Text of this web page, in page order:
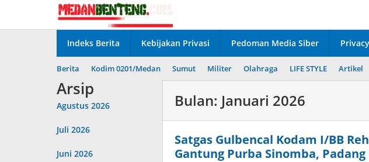
konten
Indeks Berita Kebijakan Privasi Pedoman Media Siber
Berita Kodim 0201/Medan Sumut Militer Olahraga LIFE STYLE Artikel
Arsip
Agustus 2026
Juli 2026
Juni 2026
Bulan: Januari 2026
Satgas Gulbencal Kodam I/BB
Gantung Purba Sinomba,